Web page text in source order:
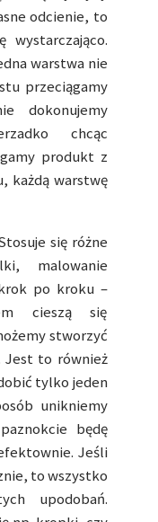
odcienie, to
warstwa nie
przeciągamy
dokonujemy
chcąc
produkt z
każdą warstwę
się różne
malowanie
po kroku –
cieszą się
stworzyć
Jest to również
tylko jeden
unikniemy
będę
Jeśli
to wszystko
upodobań.